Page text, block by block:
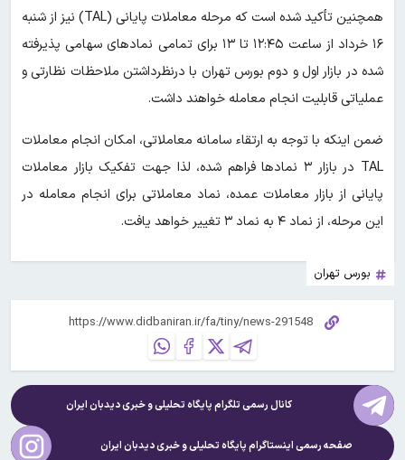
همچنین تأکید شده است که مرحله معاملات پایانی (TAL) نیز از شنبه
۱۶ خرداد از ساعت ۱۲:۴۵ تا ۱۳ برای تمامی نمادهای سهامی پذیرفته
شده در بازار اول و دوم بورس تهران با درنظرداشتن ملاحظات نظارتی و
عملیاتی قابلیت انجام معامله خواهند داشت.
ضمن اینکه با توجه به ارتقاء سامانه معاملاتی، امکان انجام معاملات
TAL در بازار ۳ نمادها فراهم شده، لذا جهت تفکیک بازار معاملات
پایانی از بازار معاملات عمده، نماد معاملاتی برای انجام معامله در
این مرحله، از نماد ۴ به نماد ۳ تغییر خواهد یافت.
بورس تهران
کانال رسمی تلگرام پایگاه تحلیلی و خبریدیدبان ایران
صفحه رسمی اینستاگرام پایگاه تحلیلی و خبریدیدبان ایران